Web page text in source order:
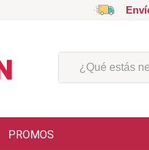
¿Qué estás
PROMOS